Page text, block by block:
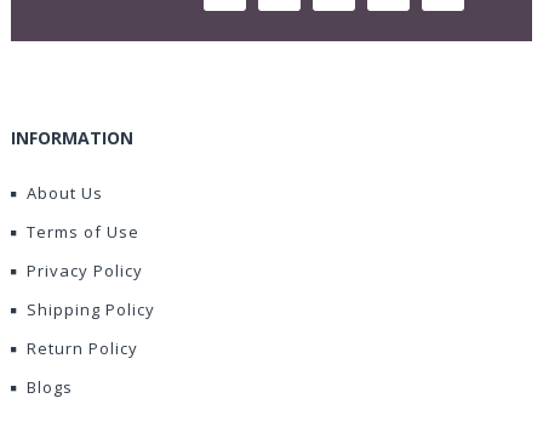
INFORMATION
About Us
Terms of Use
Privacy Policy
Shipping Policy
Return Policy
Blogs